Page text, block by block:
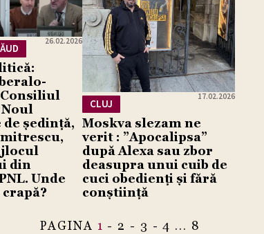
26.02.2026
ședință,
din
Unde
CLUJ
17.02.2026
Moskva slezam ne
verit : ”Apocalipsa”
după Alexa sau zbor
deasupra unui cuib de
cuci obedienți și fără
conștiință
PAGINA 1 - 2 - 3 -4 ... 8